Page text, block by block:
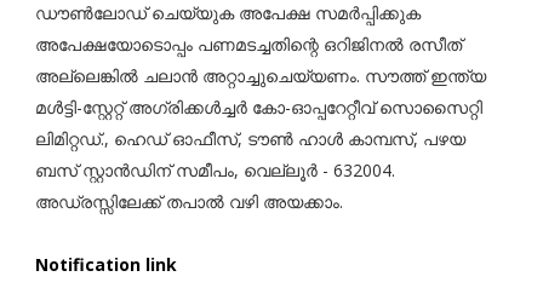
ഡൗൺലോഡ് ചെയ്യുക അപേക്ഷ സമർപ്പിക്കുക
അപേക്ഷയോടൊപ്പം പണമടച്ചതിന്റെ ഒറിജിനൽ രസീത്
അല്ലെങ്കിൽ ചലാൻ അറ്റാച്ചുചെയ്യണം. സൗത്ത് ഇന്ത്യ
മൾട്ടി-സ്റ്റേറ്റ് അഗ്രിക്കൾച്ചർ കോ-ഓപ്പറേറ്റീവ് സൊസൈറ്റി
ലിമിറ്റഡ്., ഹെഡ് ഓഫീസ്, ടൗൺ ഹാൾ കാമ്പസ്, പഴയ
ബസ് സ്റ്റാൻഡിന് സമീപം, വെല്ലൂർ - 632004.
അഡ്രസ്സിലേക്ക് തപാൽ വഴി അയക്കാം.
Notification link